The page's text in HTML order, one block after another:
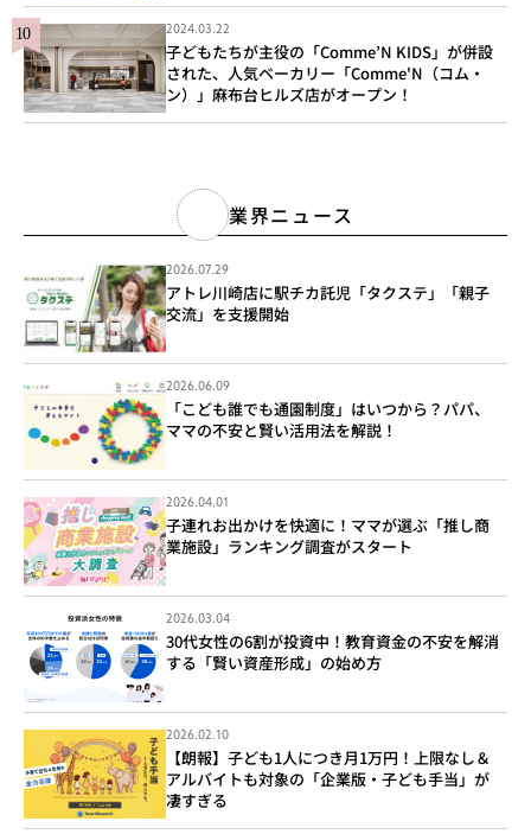
2024.03.22
子どもたちが主役の「Comme’N KIDS」が併設
された、人気ベーカリー「Comme'N（コム・
ン）」麻布台ヒルズ店がオープン！
業界ニュース
2026.07.29
アトレ川崎店に駅チカ託児「タクステ」「親子
交流」を支援開始
2026.06.09
「こども誰でも通園制度」はいつから？パパ、
ママの不安と賢い活用法を解説！
2026.04.01
子連れお出かけを快適に！ママが選ぶ「推し商
業施設」ランキング調査がスタート
2026.03.04
30代女性の6割が投資中！教育資金の不安を解消
する「賢い資産形成」の始め方
2026.02.10
【朗報】子ども1人につき月1万円！上限なし＆
アルバイトも対象の「企業版・子ども手当」が
凄すぎる